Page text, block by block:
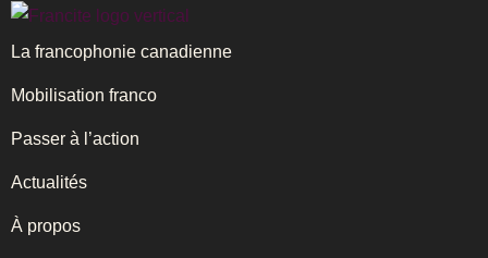
La francophonie canadienne
Mobilisation franco
Passer à l’action
Actualités
À propos